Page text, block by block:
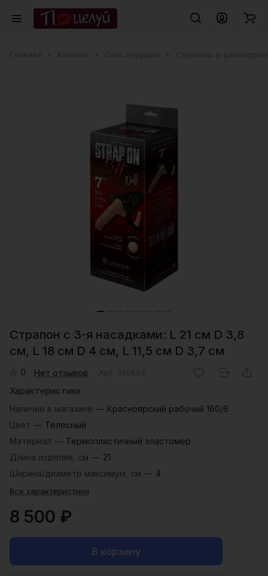
Страпон с 3-я насадками: L 21 см D 3,8
см, L 18 см D 4 см, L 11,5 см D 3,7 см
0 Нет отзывов
Характеристики
Наличие в магазине — Красноярский рабочий 160/6
Цвет — Телесный
Материал — Термопластичный эластомер
Длина изделия, см — 21
Ширина/диаметр максимум, см — 4
Все характеристики
8 500 ₽
В корзину